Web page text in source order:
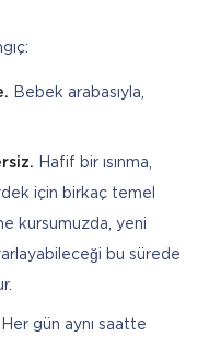
Bebek arabasıyla,
Hafif bir ısınma,
için birkaç temel
kursumuzda, yeni
bu sürede
Her gün aynı saatte